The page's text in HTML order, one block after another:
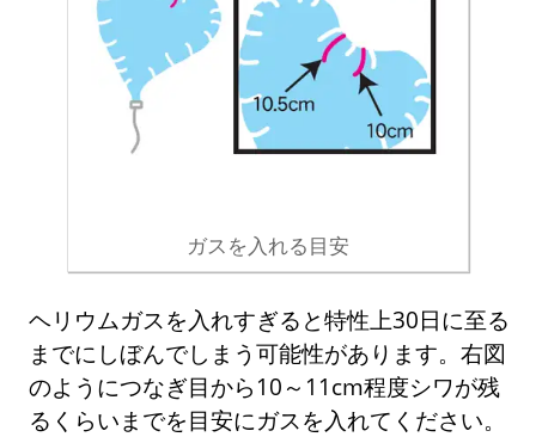
ガスを入れる目安
ヘリウムガスを入れすぎると特性上30日に至る
までにしぼんでしまう可能性があります。右図
のようにつなぎ目から10～11cm程度シワが残
るくらいまでを目安にガスを入れてください。